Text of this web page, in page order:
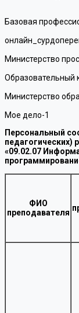
Базовая
Министерство
Образовательный
Министерство
Мое дело-1
Персональный
педагогических)
«09.02.07
ФИО
преподавателя